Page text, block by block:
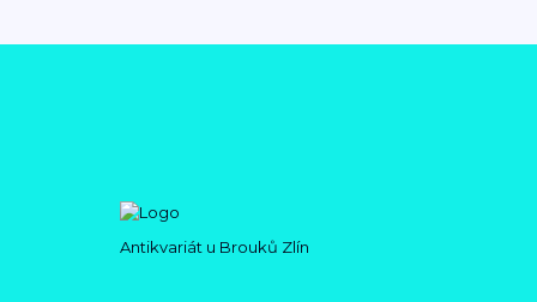
Antikvariát u Brouků Zlín